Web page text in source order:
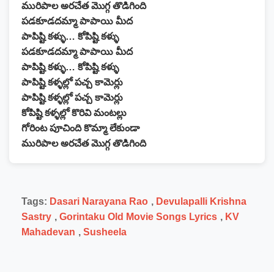
మురిపాల అరచేత మొగ్గ తొడిగింది
పడకూడదమ్మా పాపాయి మీద
పాపిష్టి కళ్ళు… కోపిష్టి కళ్ళు
పడకూడదమ్మా పాపాయి మీద
పాపిష్టి కళ్ళు… కోపిష్టి కళ్ళు
పాపిష్టి కళ్ళల్లో పచ్చ కామెర్లు
పాపిష్టి కళ్ళల్లో పచ్చ కామెర్లు
కోపిష్టి కళ్ళల్లో కొరివి మంటల్లు
గోరింట పూచింది కొమ్మా లేకుండా
మురిపాల అరచేత మొగ్గ తొడిగింది
Tags: Dasari Narayana Rao , Devulapalli Krishna
Sastry , Gorintaku Old Movie Songs Lyrics , KV
Mahadevan , Susheela